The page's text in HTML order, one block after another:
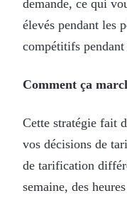
demande, ce qui
élevés pendant les
compétitifs
Comment ça
Cette stratégie fait
vos décisions de
de tarification
semaine, des